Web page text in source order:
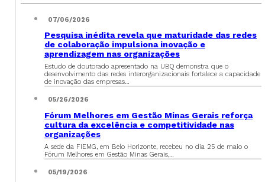
07/06/2026
Pesquisa inédita revela que maturidade das redes
de colaboração impulsiona inovação e
aprendizagem nas organizações
Estudo de doutorado apresentado na UBQ demonstra que o
desenvolvimento das redes interorganizacionais fortalece a capacidade
de inovação das empresas…
05/26/2026
Fórum Melhores em Gestão Minas Gerais reforça
cultura da excelência e competitividade nas
organizações
A sede da FIEMG, em Belo Horizonte, recebeu no dia 25 de maio o
Fórum Melhores em Gestão Minas Gerais,…
05/19/2026